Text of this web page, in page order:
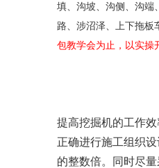
填、沟坡、沟侧、沟端
路、涉沼泽、上下拖板
包教学会为止，以实操
东莞黄
提高挖掘机的工作
正确进行施工组织
的整数倍。同时尽